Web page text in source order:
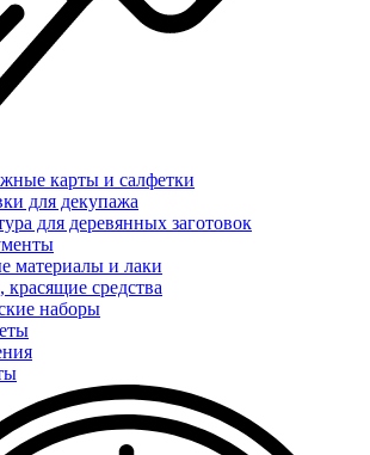
карты и салфетки
для декупажа
для деревянных заготовок
материалы и лаки
красящие средства
наборы